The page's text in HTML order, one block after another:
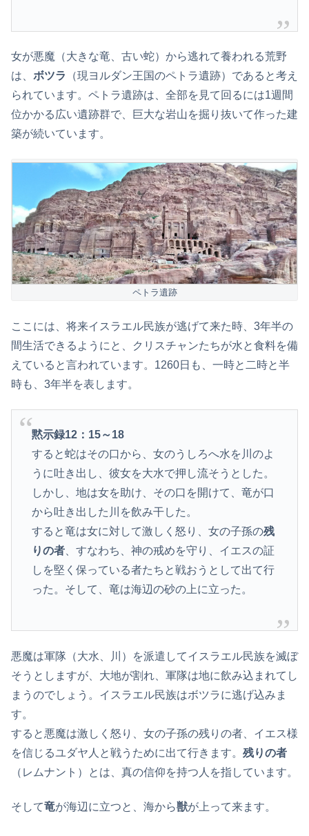
女が悪魔（大きな竜、古い蛇）から逃れて養われる荒野
は、 ボツラ
（現ヨルダン王国のペトラ遺跡）であると考え
られています。ペトラ遺跡は、全部を見て回るには1週間
位かかる広い遺跡群で、巨大な岩山を掘り抜いて作った建
築が続いています。
ペトラ遺跡
ここには、将来イスラエル民族が逃げて来た時、3年半の
間生活できるようにと、クリスチャンたちが水と食料を備
えていると言われています。1260日も、一時と二時と半
時も、3年半を表します。
黙示録12：15～18
すると蛇はその口から、女のうしろへ水を川のよ
うに吐き出し、彼女を大水で押し流そうとした。
しかし、地は女を助け、その口を開けて、竜が口
から吐き出した川を飲み干した。
すると竜は女に対して激しく怒り、女の子孫の残
りの者、すなわち、神の戒めを守り、イエスの証
しを堅く保っている者たちと戦おうとして出て行
った。そして、竜は海辺の砂の上に立った。
悪魔は軍隊（大水、川）を派遣してイスラエル民族を滅ぼ
そうとしますが、大地が割れ、軍隊は地に飲み込まれてし
まうのでしょう。イスラエル民族はボツラに逃げ込みま
す。
すると悪魔は激しく怒り、女の子孫の残りの者、イエス様
を信じるユダヤ人と戦うために出て行きます。 残りの者
（レムナント）とは、真の信仰を持つ人を指しています。
そして竜が海辺に立つと、海から獣が上って来ます。